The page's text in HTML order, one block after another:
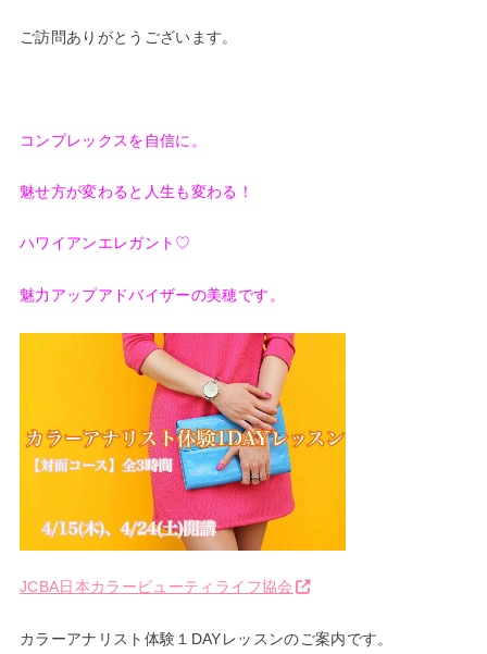
ご訪問ありがとうございます。
コンプレックスを自信に。
魅せ方が変わると人生も変わる！
ハワイアンエレガント♡
魅力アップアドバイザーの美穂です。
JCBA日本カラービューティライフ協会
カラーアナリスト体験１DAYレッスンのご案内です。